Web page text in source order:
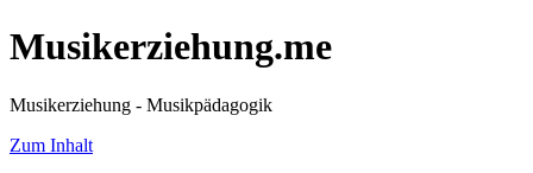
Musikerziehung.me
Musikerziehung - Musikpädagogik
Zum Inhalt